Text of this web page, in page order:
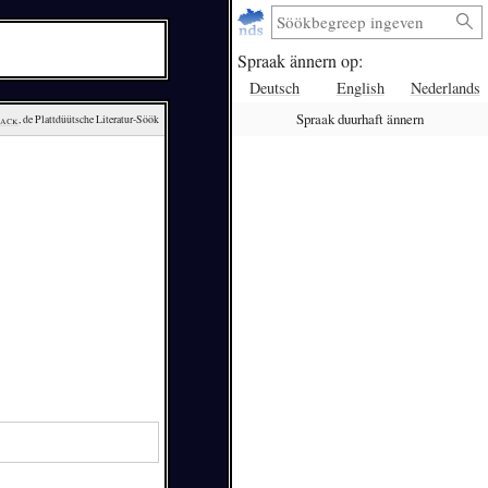
Spraak ännern op:
Deutsch English Nederlands
Spraak duurhaft ännern
, de Plattdüütsche Literatur-Söök